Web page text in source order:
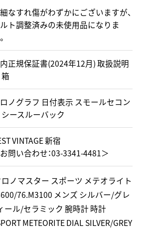
なすれ傷がわずかにございますが、
ト調整済みの未使用品になりま
正規保証書(2024年12月) 取扱説明
ノグラフ 日付表示 スモールセコン
シースルーバック
VINTAGE 新宿
問い合わせ：03-3341-4481＞
ロノマスター スポーツ メテオライト
76.M3100 メンズ シルバー/グレ
ール/セラミック 腕時計 時計
METEORITE DIAL SILVER/GREY